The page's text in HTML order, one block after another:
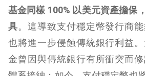
基金同樣 100% 以美元資產擔保
具。這導致支付穩定幣發行商
也將進一步侵蝕傳統銀行利益
金曾因與傳統銀行有所衝突而